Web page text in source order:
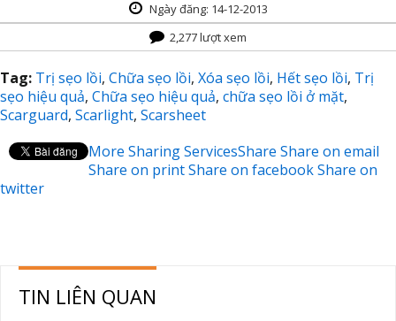
Ngày đăng: 14-12-2013
2,277 lượt xem
Tag: Trị sẹo lồi, Chữa sẹo lồi, Xóa sẹo lồi, Hết sẹo lồi, Trị
sẹo hiệu quả, Chữa sẹo hiệu quả, chữa sẹo lồi ở mặt,
Scarguard, Scarlight, Scarsheet
More Sharing ServicesShare Share on email
Share on printShare on facebookShare on
twitter
TIN LIÊN QUAN